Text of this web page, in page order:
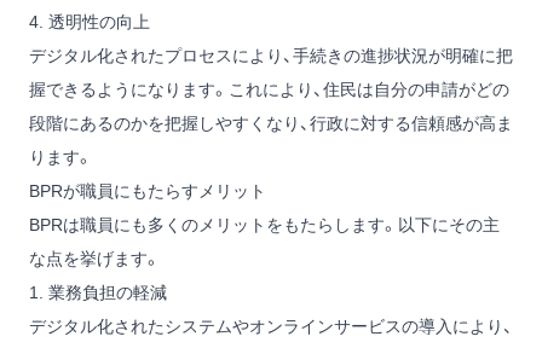
4. 透明性の向上
デジタル化されたプロセスにより、手続きの進捗状況が明確に把
握できるようになります。これにより、住民は自分の申請がどの
段階にあるのかを把握しやすくなり、行政に対する信頼感が高ま
ります。
BPRが職員にもたらすメリット
BPRは職員にも多くのメリットをもたらします。以下にその主
な点を挙げます。
1. 業務負担の軽減
デジタル化されたシステムやオンラインサービスの導入により、